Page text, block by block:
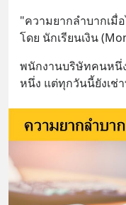
"ความยากลำบากเมื่
โดย นักเรียนเงิน
พนักงานบริษัทคนหนึ่
หนึ่ง แต่ทุกวันนี้ยังเช่